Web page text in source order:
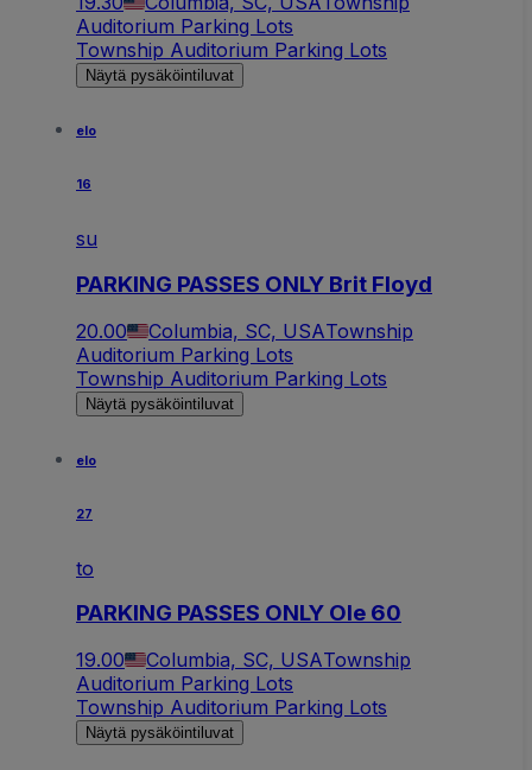
Auditorium Parking Lots
Township Auditorium Parking Lots
Näytä pysäköintiluvat
elo
16
su
PARKING PASSES ONLY Brit Floyd
20.00 Columbia, SC, USATownship
Auditorium Parking Lots
Township Auditorium Parking Lots
Näytä pysäköintiluvat
elo
27
to
PARKING PASSES ONLY Ole 60
19.00 Columbia, SC, USATownship
Auditorium Parking Lots
Township Auditorium Parking Lots
Näytä pysäköintiluvat